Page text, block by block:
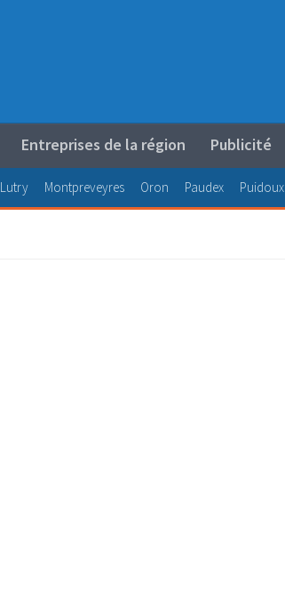
Entreprises de la région Publicité
Lutry Montpreveyres Oron Paudex Puidoux